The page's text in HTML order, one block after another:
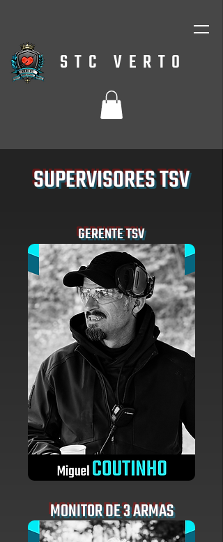
STC VERTO
SUPERVISORES TSV
GERENTE TSV
MONITOR DE 3 ARMAS